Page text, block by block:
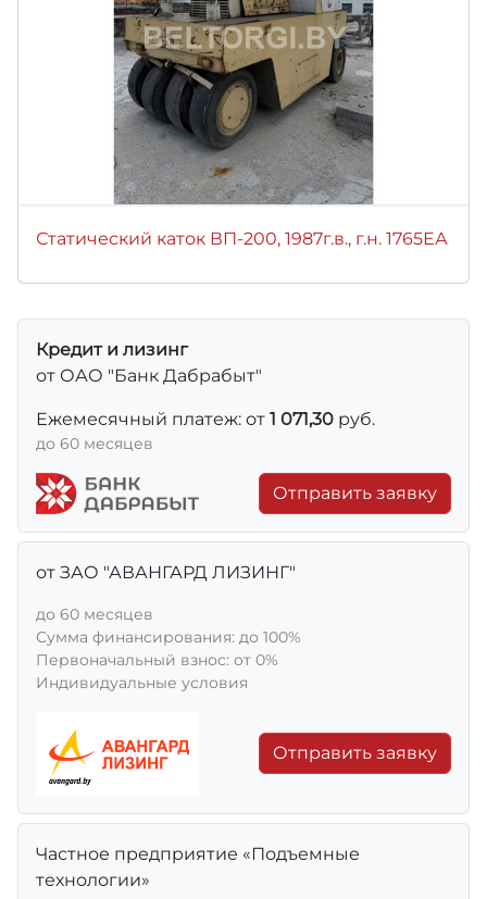
Статический каток ВП-200, 1987г.в., г.н. 1765ЕА
Кредит и лизинг
от ОАО "Банк Дабрабыт"
Ежемесячный платеж: от 1 071,30 руб.
до 60 месяцев
Отправить заявку
от ЗАО "АВАНГАРД ЛИЗИНГ"
до 60 месяцев
Сумма финансирования: до 100%
Первоначальный взнос: от 0%
Индивидуальные условия
Отправить заявку
Частное предприятие «Подъемные
технологии»